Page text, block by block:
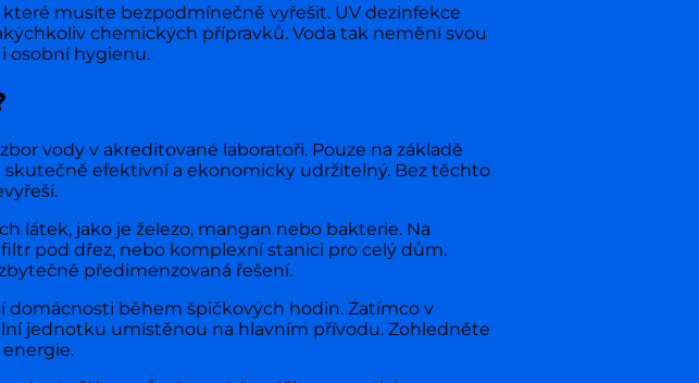
musíte bezpodmínečně vyřešit. UV dezinfekce
chemických přípravků. Voda tak nemění svou
osobní hygienu.
vody v akreditované laboratoři. Pouze na základě
efektivní a ekonomicky udržitelný. Bez těchto
látek, jako je železo, mangan nebo bakterie. Na
pod dřez, nebo komplexní stanici pro celý dům.
předimenzovaná řešení.
domácnosti během špičkových hodin. Zatímco v
jednotku umístěnou na hlavním přívodu. Zohledněte